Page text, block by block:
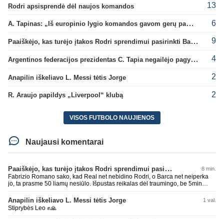
Rodri apsisprendė dėl naujos komandos 13
A. Tapinas: „Iš europinio lygio komandos gavom gerų pamokų“ 6
Paaiškėjo, kas turėjo įtakos Rodri sprendimui pasirinkti Barselonos pusę 9
Argentinos federacijos prezidentas C. Tapia negailėjo pagyrų G. Infantino 4
Anapilin iškeliavo L. Messi tėtis Jorge 2
R. Araujo papildys „Liverpool“ klubą 2
VISOS FUTBOLO NAUJIENOS
Naujausi komentarai
Paaiškėjo, kas turėjo įtakos Rodri sprendimui pasirinkti Barselonos pusę 8 min.
Fabrizio Romano sako, kad Real net nebidino Rodri, o Barca net neiperka
jo, ta prasme 50 liamų nesiūlo. Išpustas reikalas dėl traumingo, be 5min
Anapilin iškeliavo L. Messi tėtis Jorge 1 val.
Stiprybės Leo ✊🙏